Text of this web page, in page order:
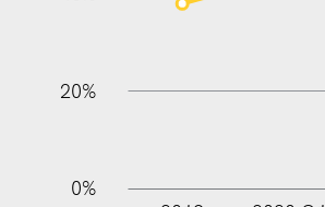
20%
0%